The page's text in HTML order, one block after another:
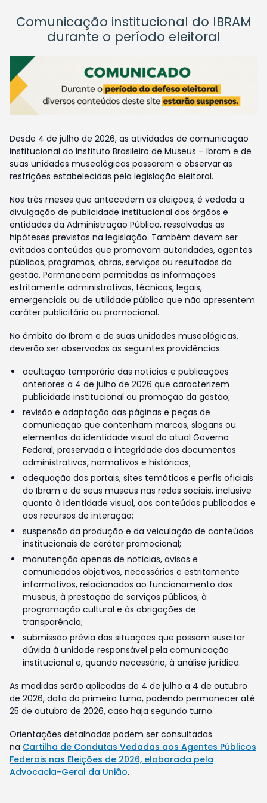
Comunicação institucional do IBRAM
durante o período eleitoral
Desde 4 de julho de 2026, as atividades de comunicação
institucional do Instituto Brasileiro de Museus – Ibram e de
suas unidades museológicas passaram a observar as
restrições estabelecidas pela legislação eleitoral.
Nos três meses que antecedem as eleições, é vedada a
divulgação de publicidade institucional dos órgãos e
entidades da Administração Pública, ressalvadas as
hipóteses previstas na legislação. Também devem ser
evitados conteúdos que promovam autoridades, agentes
públicos, programas, obras, serviços ou resultados da
gestão. Permanecem permitidas as informações
estritamente administrativas, técnicas, legais,
emergenciais ou de utilidade pública que não apresentem
caráter publicitário ou promocional.
No âmbito do Ibram e de suas unidades museológicas,
deverão ser observadas as seguintes providências:
ocultação temporária das notícias e publicações
anteriores a 4 de julho de 2026 que caracterizem
publicidade institucional ou promoção da gestão;
revisão e adaptação das páginas e peças de
comunicação que contenham marcas, slogans ou
elementos da identidade visual do atual Governo
Federal, preservada a integridade dos documentos
administrativos, normativos e históricos;
adequação dos portais, sites temáticos e perfis oficiais
do Ibram e de seus museus nas redes sociais, inclusive
quanto à identidade visual, aos conteúdos publicados e
aos recursos de interação;
suspensão da produção e da veiculação de conteúdos
institucionais de caráter promocional;
manutenção apenas de notícias, avisos e
comunicados objetivos, necessários e estritamente
informativos, relacionados ao funcionamento dos
museus, à prestação de serviços públicos, à
programação cultural e às obrigações de
transparência;
submissão prévia das situações que possam suscitar
dúvida à unidade responsável pela comunicação
institucional e, quando necessário, à análise jurídica.
As medidas serão aplicadas de 4 de julho a 4 de outubro
de 2026, data do primeiro turno, podendo permanecer até
25 de outubro de 2026, caso haja segundo turno.
Orientações detalhadas podem ser consultadas
na Cartilha de Condutas Vedadas aos Agentes Públicos
Federais nas Eleições de 2026, elaborada pela
Advocacia-Geral da União.